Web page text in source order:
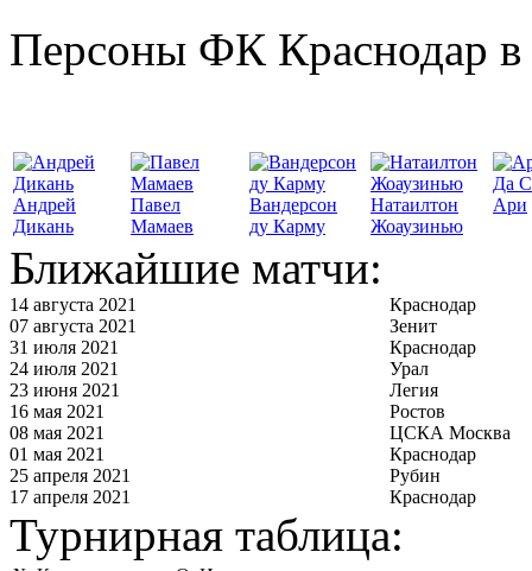
Персоны ФК Краснодар в
Андрей
Дикань
Павел
Мамаев
Вандерсон
ду Карму
Натаилтон
Жоаузинью
Да
Ари
Ближайшие матчи:
14 августа 2021
Краснодар
07 августа 2021
Зенит
31 июля 2021
Краснодар
24 июля 2021
Урал
23 июня 2021
Легия
16 мая 2021
Ростов
08 мая 2021
ЦСКА Москва
01 мая 2021
Краснодар
25 апреля 2021
Рубин
17 апреля 2021
Краснодар
Турнирная таблица: